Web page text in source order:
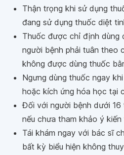
Thận trọng khi sử dụng
đang sử dụng thuốc diệt
Thuốc được chỉ định dùng
người bệnh phải tuân theo
không được dùng thuốc
Ngưng dùng thuốc ngay
hoặc kích ứng hóa học tại
Đối với người bệnh dưới 16
nếu chưa tham khảo ý
Tái khám ngay với bác sĩ
bất kỳ biểu hiện không